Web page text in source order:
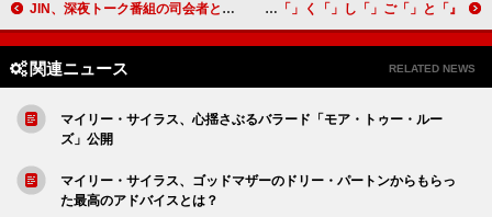
JIN、深夜トーク番組の司会者としての腕を試す＆BTSの再結成について語る 奥平大兼／出口夏希／佐野晶哉ら演じる“高校生の青春”場面写真が解禁、映画『か「」く「」し「」ご「」と「』
関連ニュース RELATED NEWS
マイリー・サイラス、心揺さぶるバラード「モア・トゥー・ルー
ズ」公開
マイリー・サイラス、ゴッドマザーのドリー・パートンからもらっ
た最高のアドバイスとは？